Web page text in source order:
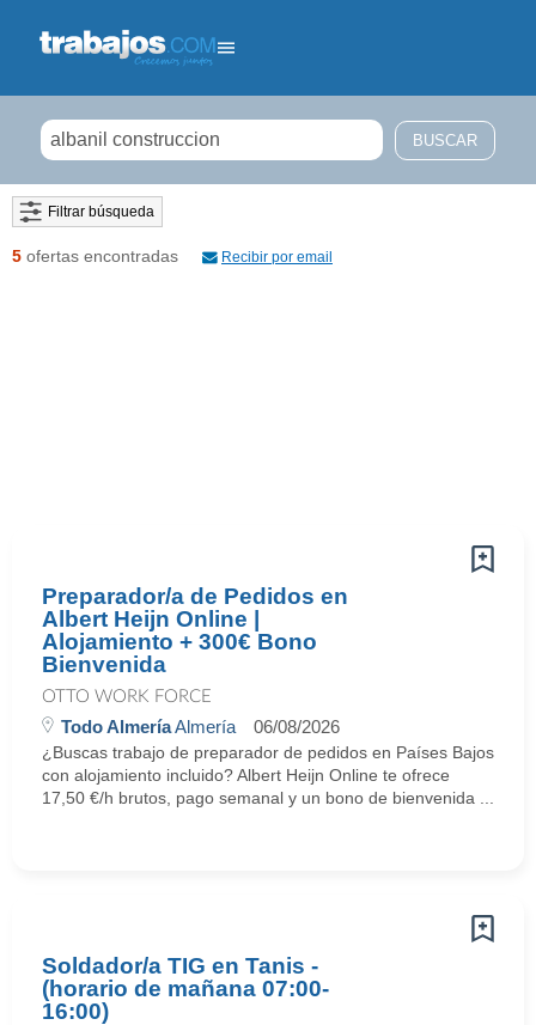
Filtrar búsqueda
5 ofertas encontradas Recibir por email
Preparador/a de Pedidos en
Albert Heijn Online |
Alojamiento + 300€ Bono
Bienvenida
OTTO WORK FORCE
Todo AlmeríaAlmería 06/08/2026
¿Buscas trabajo de preparador de pedidos en Países Bajos
con alojamiento incluido? Albert Heijn Online te ofrece
17,50 €/h brutos, pago semanal y un bono de bienvenida ...
Soldador/a TIG en Tanis -
(horario de mañana 07:00-
16:00)